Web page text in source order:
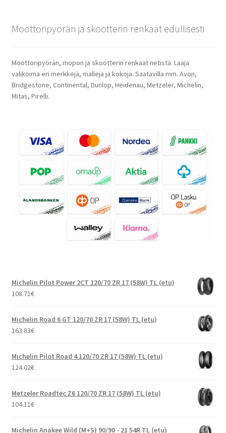
Moottoripyörän ja skootterin renkaat edullisesti
Moottoripyörän, mopon ja skootterin renkaat netistä. Laaja
valikoima eri merkkejä, malleja ja kokoja. Saatavilla mm. Avon,
Bridgestone, Continental, Dunlop, Heidenau, Metzeler, Michelin,
Mitas, Pirelli.
Michelin Pilot Power 2CT 120/70 ZR 17 (58W) TL (etu)
108.71€
Michelin Road 6 GT 120/70 ZR 17 (58W) TL (etu)
163.83€
Michelin Pilot Road 4 120/70 ZR 17 (58W) TL (etu)
124.02€
Metzeler Roadtec Z6 120/70 ZR 17 (58W) TL (etu)
104.11€
Michelin Anakee Wild (M+S) 90/90 - 21 54R TL (etu)